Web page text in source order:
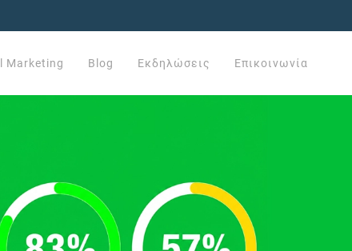
Marketing Blog Εκδηλώσεις Επικοινωνία